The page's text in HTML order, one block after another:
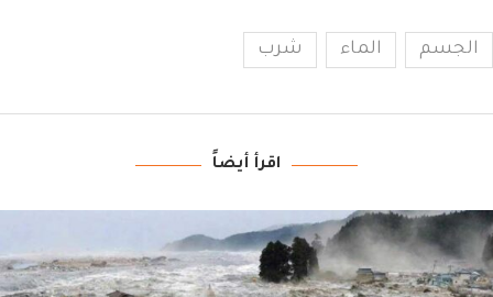
الجسم الماء شرب
اقرأ أيضاً